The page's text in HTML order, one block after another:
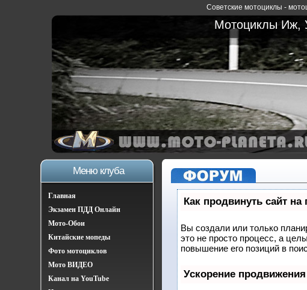
Советские мотоциклы -
Мотоциклы Иж,
Меню клуба
Главная
Экзамен ПДД Онлайн
Мото-Обои
Китайские мопеды
Фото мотоциклов
Мото ВИДЕО
Канал на YouTube
Как продвинуть сайт
Вы создали или только
это не просто процесс, а
повышение его позиций в
Ускорение продвижения